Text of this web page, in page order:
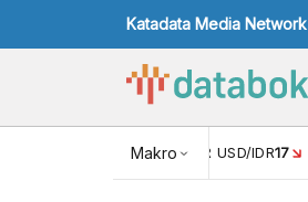
Katadata Media Network
Makro
NILAI TUKAR USD/IDR17